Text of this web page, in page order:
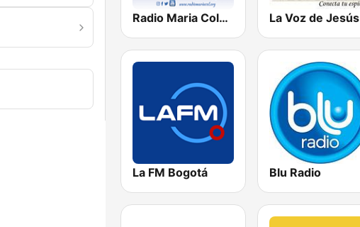
Radio Maria Colombia La Voz de Jesús
La FM Bogotá Blu Radio